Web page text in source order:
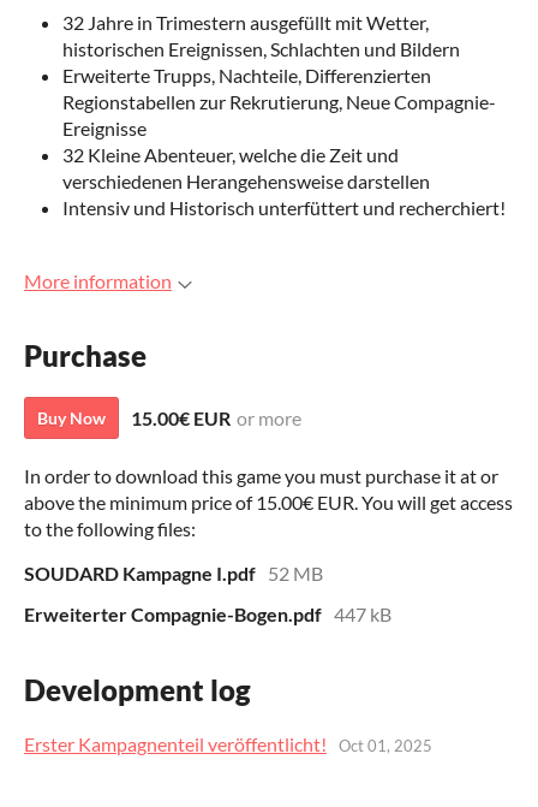
32 Jahre in Trimestern ausgefüllt mit Wetter,
historischen Ereignissen, Schlachten und Bildern
Erweiterte Trupps, Nachteile, Differenzierten
Regionstabellen zur Rekrutierung, Neue Compagnie-
Ereignisse
32 Kleine Abenteuer, welche die Zeit und
verschiedenen Herangehensweise darstellen
Intensiv und Historisch unterfüttert und recherchiert!
More information
Purchase
Buy Now 15.00€ EUR or more
In order to download this game you must purchase it at or
above the minimum price of 15.00€ EUR. You will get access
to the following files:
SOUDARD Kampagne I.pdf 52 MB
Erweiterter Compagnie-Bogen.pdf 447 kB
Development log
Erster Kampagnenteil veröffentlicht! Oct 01, 2025